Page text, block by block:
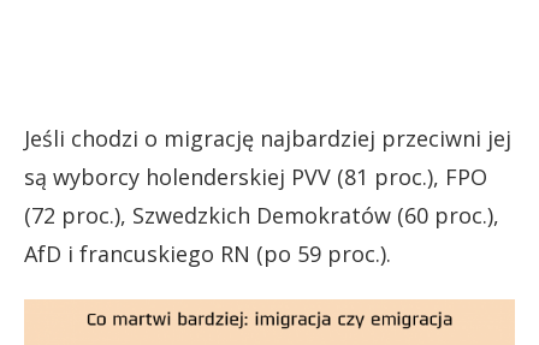
Jeśli chodzi o migrację najbardziej przeciwni jej
są wyborcy holenderskiej PVV (81 proc.), FPO
(72 proc.), Szwedzkich Demokratów (60 proc.),
AfD i francuskiego RN (po 59 proc.).